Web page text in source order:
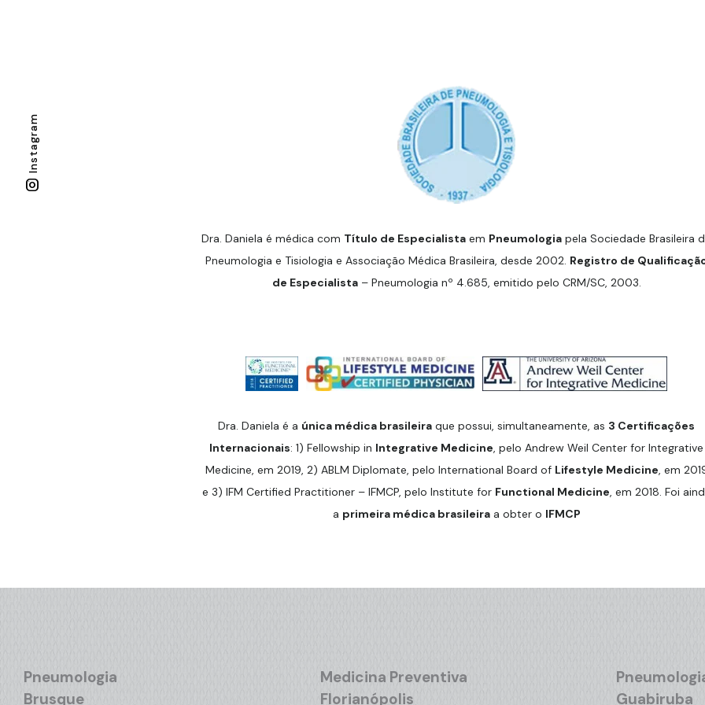
Dra. Daniela é médica com Título de Especialista em Pneumologia pela Sociedade Brasileira
Pneumologia e Tisiologia e Associação Médica Brasileira, desde 2002. Registro de
de Especialista– Pneumologia nº 4.685, emitido pelo CRM/SC, 2003.
Dra. Daniela é a única médica brasileira que possui, simultaneamente, as 3 Certificações
Internacionais: 1) Fellowship in Integrative Medicine, pelo Andrew Weil Center for Integrative
Medicine, em 2019, 2) ABLM Diplomate, pelo International Board of Lifestyle Medicine, em
e 3) IFM Certified Practitioner – IFMCP, pelo Institute for Functional Medicine, em 2018. Foi
a primeira médica brasileiraa obter o IFMCP
Pneumologia
Brusque
Medicina Preventiva
Florianópolis
Guabiruba
Instagram